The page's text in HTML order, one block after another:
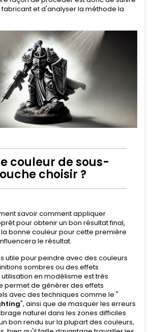
fabricant et d'analyser la méthode la
couleur de sous-
choisir ?
savoir comment appliquer
pour obtenir un bon résultat final,
bonne couleur pour cette première
le résultat.
utile pour peindre avec des couleurs
sombres ou des effets
en modélisme est très
permet de générer des effets
avec des techniques comme le "
", ainsi que de masquer les erreurs
naturel dans les zones difficiles
bon rendu sur la plupart des couleurs,